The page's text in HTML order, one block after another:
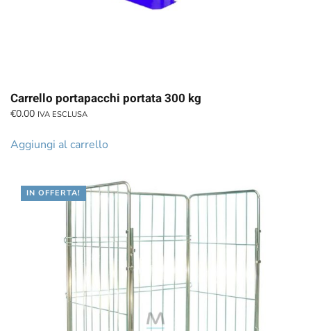
Carrello portapacchi portata 300 kg
€0.00 IVA ESCLUSA
Aggiungi al carrello
IN OFFERTA!